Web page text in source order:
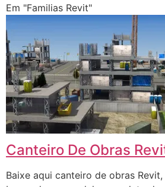
Em "Familias Revit"
Canteiro De Obras
Baixe aqui canteiro de obras